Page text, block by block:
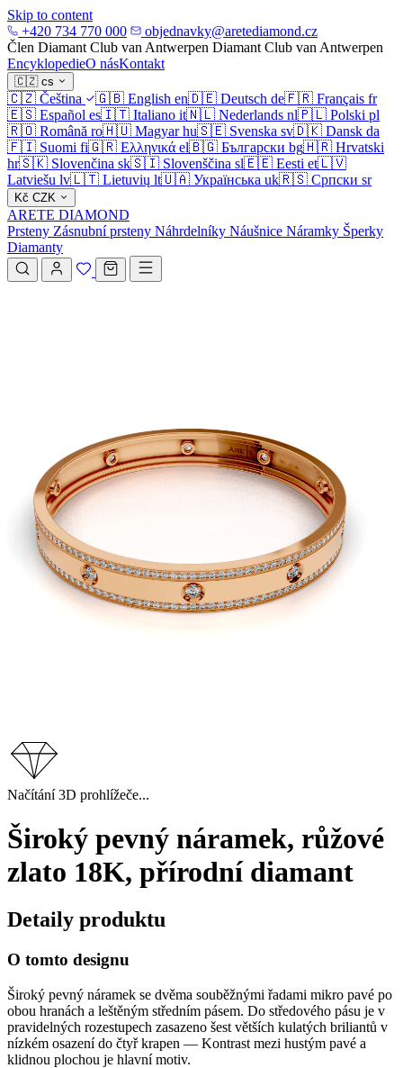
Skip to content
+420 734 770 000
objednavky@aretediamond.cz
Člen Diamant Club van Antwerpen Diamant Club van Antwerpen
EncyklopedieO násKontakt
🇨🇿 cs
🇨🇿 Čeština 🇬🇧 English en🇩🇪 Deutsch de🇫🇷 Français fr
🇪🇸 Español es🇮🇹 Italiano it🇳🇱 Nederlands nl🇵🇱 Polski pl
🇷🇴 Română ro🇭🇺 Magyar hu🇸🇪 Svenska sv🇩🇰 Dansk da
🇫🇮 Suomi fi🇬🇷 Ελληνικά el🇧🇬 Български bg🇭🇷 Hrvatski
hr🇸🇰 Slovenčina sk🇸🇮 Slovenščina sl🇪🇪 Eesti et🇱🇻
Latviešu lv🇱🇹 Lietuvių lt🇺🇦 Українська uk🇷🇸 Српски sr
Kč CZK
ARETE DIAMOND
Prsteny Zásnubní prsteny Náhrdelníky Náušnice Náramky Šperky
Diamanty
Načítání 3D prohlížeče...
Široký pevný náramek, růžové
zlato 18K, přírodní diamant
Detaily produktu
O tomto designu
Široký pevný náramek se dvěma souběžnými řadami mikro pavé po
obou hranách a leštěným středním pásem. Do středového pásu je v
pravidelných rozestupech zasazeno šest větších kulatých briliantů v
nízkém osazení do čtyř krapen — Kontrast mezi hustým pavé a
klidnou plochou je hlavní motiv.